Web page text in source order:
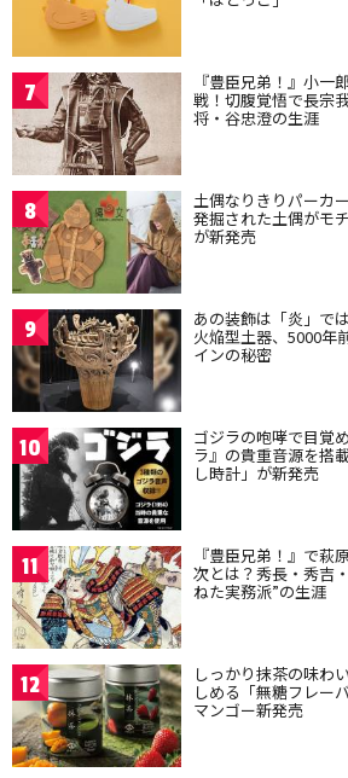
7 『豊臣兄弟！』小一
戦！切腹覚悟で長宗
将・谷忠澄の生涯
8 土偶なりきりパーカ
発掘された土偶がモ
が新発売
9 あの装飾は「炎」で
火焔型土器、5000年
インの秘密
10 ゴジラの咆哮で目覚
ラ』の貴重音源を搭
し時計」が新発売
11 『豊臣兄弟！』で萩
次とは？秀長・秀吉
ねた実務派”の生涯
12 しっかり抹茶の味わ
しめる「無糖フレー
マンゴー新発売